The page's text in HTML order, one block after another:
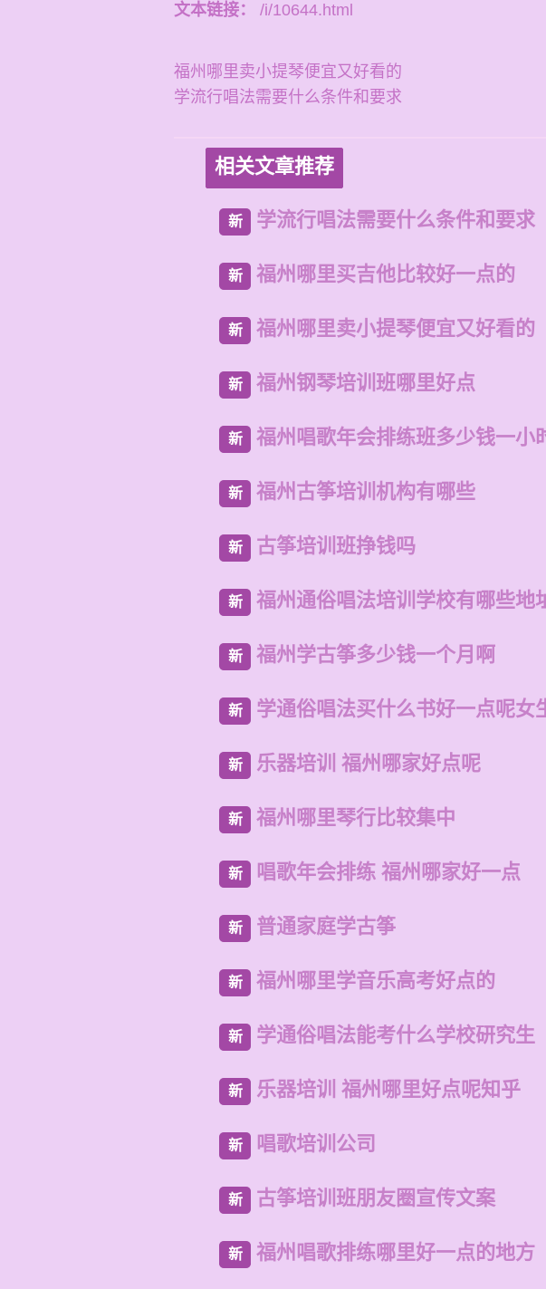
文本链接：
/i/10644.html
福州哪里卖小提琴便宜又好看的
学流行唱法需要什么条件和要求
相关文章推荐
新 学流行唱法需要什么条件和要求
新 福州哪里买吉他比较好一点的
新 福州哪里卖小提琴便宜又好看的
新 福州钢琴培训班哪里好点
新 福州唱歌年会排练班多少钱一小
新 福州古筝培训机构有哪些
新 古筝培训班挣钱吗
新 福州通俗唱法培训学校有哪些地
新 福州学古筝多少钱一个月啊
新 学通俗唱法买什么书好一点呢女
新 乐器培训 福州哪家好点呢
新 福州哪里琴行比较集中
新 唱歌年会排练 福州哪家好一点
新 普通家庭学古筝
新 福州哪里学音乐高考好点的
新 学通俗唱法能考什么学校研究生
新 乐器培训 福州哪里好点呢知乎
新 唱歌培训公司
新 古筝培训班朋友圈宣传文案
新 福州唱歌排练哪里好一点的地方